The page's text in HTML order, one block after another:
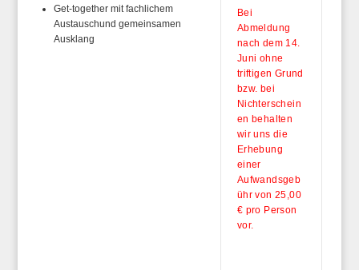
Get-together mit fachlichem
Austauschund gemeinsamen
Ausklang
Bei
Abmeldung
nach dem 14.
Juni ohne
triftigen Grund
bzw. bei
Nichterschein
en behalten
wir uns die
Erhebung
einer
Aufwandsgeb
ühr von 25,00
€ pro Person
vor.